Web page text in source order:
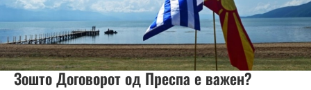
Зошто Договорот од Преспа е важен?